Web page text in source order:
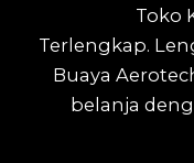
Toko
Terlengkap.
Buaya
belanja